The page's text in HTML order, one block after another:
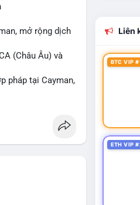
mở rộng dịch
(Châu Âu) và
pháp tại Cayman,
tử tăng cường
Liên
BTC VIP
ETH VIP